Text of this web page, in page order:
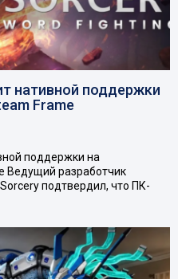
нативной поддержки
Frame
поддержки на
Ведущий разработчик
подтвердил, что ПК-